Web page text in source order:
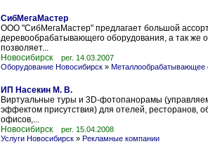
СибМегаМастер
ООО "СибМегаМастер" предлагает большой
деревообрабатывающего оборудования, а так же
позволяет...
Новосибирск
рег. 14.03.2007
Оборудование Новосибирск » Металлообрабатывающее
ИП Насекин М. В.
Виртуальные туры и 3D-фотопанорамы
эффектом присутствия) для отелей, ресторанов,
офисов,...
Новосибирск
рег. 15.04.2008
Услуги Новосибирск » Рекламные компании